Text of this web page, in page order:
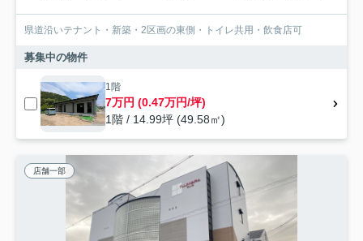
県道沿いテナント・新築・2区画の東側・トイレ共用・飲食店可
募集中の物件
1階
7万円 (0.47万円/坪)
1階 / 14.99坪 (49.58㎡)
店舗一部